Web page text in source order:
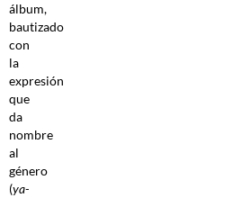
álbum,
bautizado
con
la
expresión
que
da
nombre
al
género
(ya-